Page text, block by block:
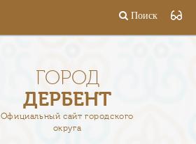
Поиск
ГОРОД
ДЕРБЕНТ
Официальный сайт городского
округа